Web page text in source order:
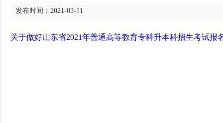
发布时间：2021-03-11
关于做好山东省2021年普通高等教育专科升本科招生考试报